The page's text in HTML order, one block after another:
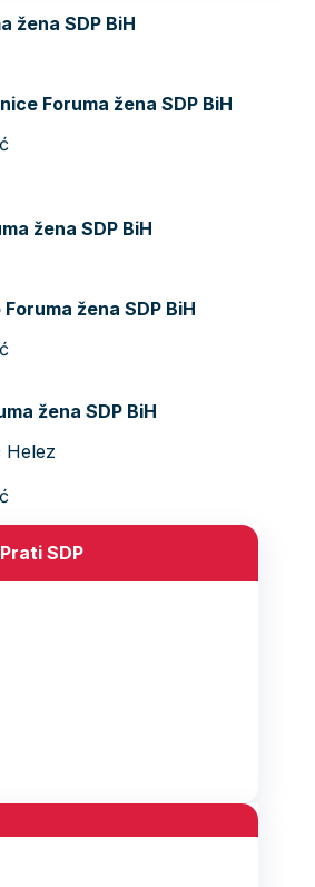
žena SDP BiH
Foruma žena SDP BiH
žena SDP BiH
žena SDP BiH
žena SDP BiH
Helez
Prati SDP